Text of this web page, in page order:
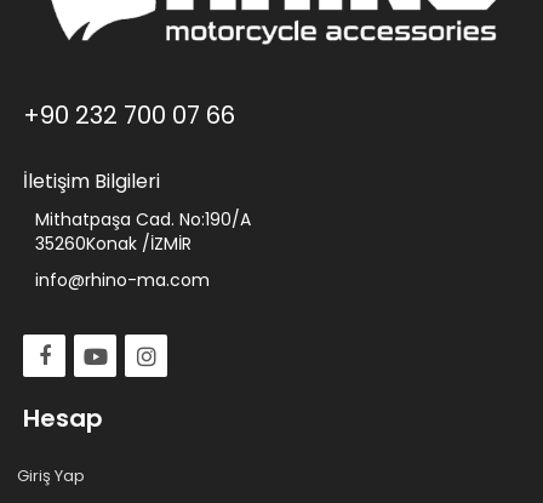
+90 232 700 07 66
İletişim Bilgileri
Mithatpaşa Cad. No:190/A
35260Konak /İZMİR
info@rhino-ma.com
Hesap
Giriş Yap